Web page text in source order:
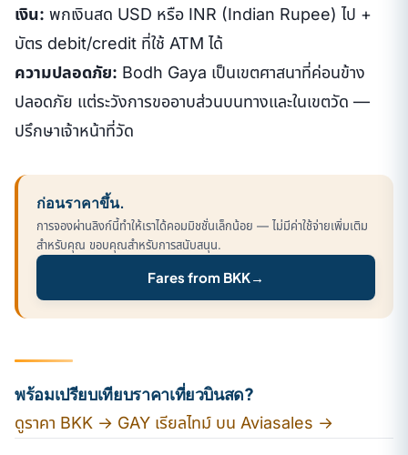
เงิน: พกเงินสด USD หรือ INR (Indian Rupee) ไป +
บัตร debit/credit ที่ใช้ ATM ได้
ความปลอดภัย: Bodh Gaya เป็นเขตศาสนาที่ค่อนข้าง
ปลอดภัย แต่ระวังการขออาบส่วนบนทางและในเขตวัด —
ปรึกษาเจ้าหน้าที่วัด
ก่อนราคาขึ้น.
การจองผ่านลิงก์นี้ทำให้เราได้คอมมิชชั่นเล็กน้อย — ไม่มีค่าใช้จ่ายเพิ่มเติม
สำหรับคุณ ขอบคุณสำหรับการสนับสนุน.
Fares from BKK→
พร้อมเปรียบเทียบราคาเที่ยวบินสด?
ดูราคา BKK → GAY เรียลไทม์ บน Aviasales →